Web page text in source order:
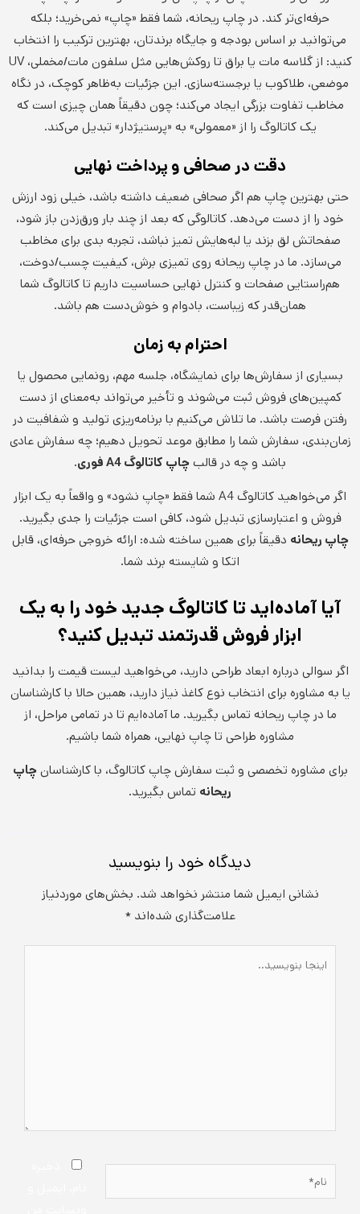
حرفه‌ای‌تر کند. در چاپ ریحانه، شما فقط «چاپ» نمی‌خرید؛ بلکه
می‌توانید بر اساس بودجه و جایگاه برندتان، بهترین ترکیب را انتخاب
کنید: از گلاسه مات یا براق تا روکش‌هایی مثل سلفون مات/مخملی، UV
موضعی، طلاکوب یا برجسته‌سازی. این جزئیات به‌ظاهر کوچک، در نگاه
مخاطب تفاوت بزرگی ایجاد می‌کند؛ چون دقیقاً همان چیزی است که
یک کاتالوگ را از «معمولی» به «پرستیژدار» تبدیل می‌کند.
دقت در صحافی و پرداخت نهایی
حتی بهترین چاپ هم اگر صحافی ضعیف داشته باشد، خیلی زود ارزش
خود را از دست می‌دهد. کاتالوگی که بعد از چند بار ورق‌زدن باز شود،
صفحاتش لق بزند یا لبه‌هایش تمیز نباشد، تجربه بدی برای مخاطب
می‌سازد. ما در چاپ ریحانه روی تمیزی برش، کیفیت چسب/دوخت،
هم‌راستایی صفحات و کنترل نهایی حساسیت داریم تا کاتالوگ شما
همان‌قدر که زیباست، بادوام و خوش‌دست هم باشد.
احترام به زمان
بسیاری از سفارش‌ها برای نمایشگاه، جلسه مهم، رونمایی محصول یا
کمپین‌های فروش ثبت می‌شوند و تأخیر می‌تواند به‌معنای از دست
رفتن فرصت باشد. ما تلاش می‌کنیم با برنامه‌ریزی تولید و شفافیت در
زمان‌بندی، سفارش شما را مطابق موعد تحویل دهیم؛ چه سفارش عادی
باشد و چه در قالبچاپ کاتالوگA4فوری.
اگر می‌خواهید کاتالوگ A4 شما فقط «چاپ نشود» و واقعاً به یک ابزار
فروش و اعتبارسازی تبدیل شود، کافی است جزئیات را جدی بگیرید.
چاپ ریحانه دقیقاً برای همین ساخته شده: ارائه خروجی حرفه‌ای، قابل
اتکا و شایسته برند شما.
آیا آماده‌اید تا کاتالوگ جدید خود را به یک
ابزار فروش قدرتمند تبدیل کنید؟
اگر سوالی درباره ابعاد طراحی دارید، می‌خواهید لیست قیمت را بدانید
یا به مشاوره برای انتخاب نوع کاغذ نیاز دارید، همین حالا با کارشناسان
ما در چاپ ریحانه تماس بگیرید. ما آماده‌ایم تا در تمامی مراحل، از
مشاوره طراحی تا چاپ نهایی، همراه شما باشیم.
برای مشاوره تخصصی و ثبت سفارش چاپ کاتالوگ، با کارشناسانچاپ
ریحانه تماس بگیرید.
دیدگاه‌ خود را بنویسید
نشانی ایمیل شما منتشر نخواهد شد. بخش‌های موردنیاز
علامت‌گذاری شده‌اند*
بنویسید..
نام*